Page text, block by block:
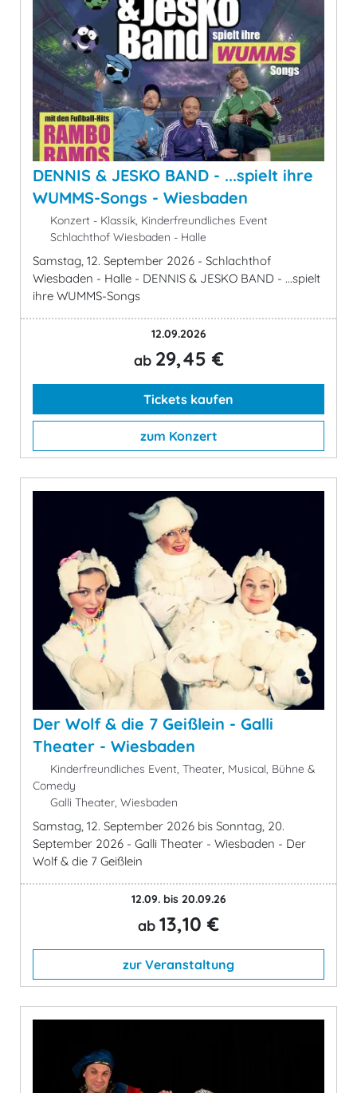
DENNIS & JESKO BAND - ...spielt ihre
WUMMS-Songs - Wiesbaden
Konzert - Klassik, Kinderfreundliches Event
Schlachthof Wiesbaden - Halle
Samstag, 12. September 2026 - Schlachthof
Wiesbaden - Halle - DENNIS & JESKO BAND - ...spielt
ihre WUMMS-Songs
12.09.2026
ab 29,45 €
Tickets kaufen
zum Konzert
Der Wolf & die 7 Geißlein - Galli
Theater - Wiesbaden
Kinderfreundliches Event, Theater, Musical, Bühne &
Comedy
Galli Theater, Wiesbaden
Samstag, 12. September 2026 bis Sonntag, 20.
September 2026 - Galli Theater - Wiesbaden - Der
Wolf & die 7 Geißlein
12.09. bis 20.09.26
ab 13,10 €
zur Veranstaltung